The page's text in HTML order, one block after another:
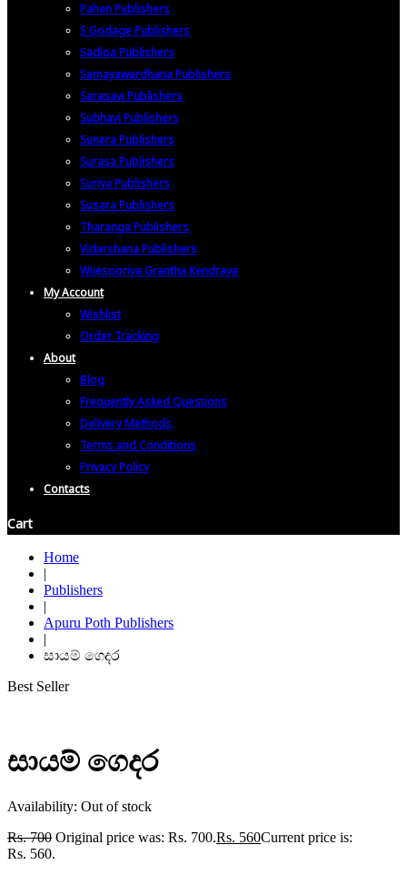
Pahan Publishers
S Godage Publishers
Sadipa Publishers
Samayawardhana Publishers
Sarasavi Publishers
Subhavi Publishers
Sunera Publishers
Surasa Publishers
Suriya Publishers
Susara Publishers
Tharanga Publishers
Vidarshana Publishers
Wijesooriya Grantha Kendraya
My Account
Wishlist
Order Tracking
About
Blog
Frequently Asked Questions
Delivery Methods
Terms and Conditions
Privacy Policy
Contacts
Cart
Home
|
Publishers
|
Apuru Poth Publishers
|
සායම් ගෙදර
Best Seller
සායම් ගෙදර
Availability: Out of stock
Rs.700 Original price was: Rs. 700.Rs. 560Current price is:
Rs. 560.